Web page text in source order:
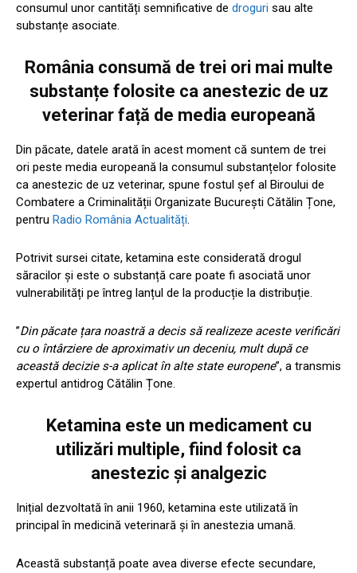
consumul unor cantități semnificative de droguri sau alte
substanțe asociate.
România consumă de trei ori mai multe
substanțe folosite ca anestezic de uz
veterinar față de media europeană
Din păcate, datele arată în acest moment că suntem de trei
ori peste media europeană la consumul substanțelor folosite
ca anestezic de uz veterinar, spune fostul șef al Biroului de
Combatere a Criminalității Organizate București Cătălin Țone,
pentru Radio România Actualități.
Potrivit sursei citate, ketamina este considerată drogul
săracilor și este o substanță care poate fi asociată unor
vulnerabilități pe întreg lanțul de la producție la distribuție.
”Din păcate țara noastră a decis să realizeze aceste verificări
cu o întârziere de aproximativ un deceniu, mult după ce
această decizie s-a aplicat în alte state europene”, a transmis
expertul antidrog Cătălin Țone.
Ketamina este un medicament cu
utilizări multiple, fiind folosit ca
anestezic și analgezic
Inițial dezvoltată în anii 1960, ketamina este utilizată în
principal în medicină veterinară și în anestezia umană.
Această substanță poate avea diverse efecte secundare,